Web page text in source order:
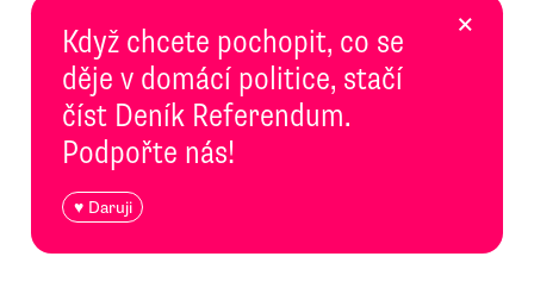
Když chcete pochopit, co se
děje v domácí politice, stačí
číst Deník Referendum.
Podpořte nás!
♥ Daruji
×